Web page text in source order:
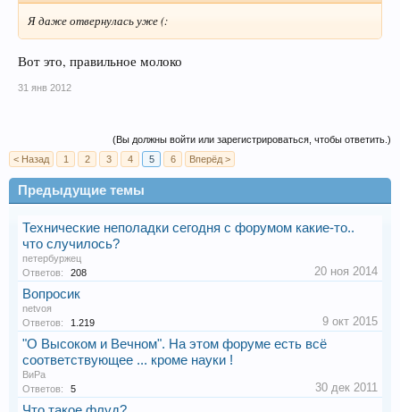
Я даже отвернулась уже (:
Вот это, правильное молоко
31 янв 2012
(Вы должны войти или зарегистрироваться, чтобы ответить.)
< Назад
1 2 3 4 5 6 Вперёд >
Предыдущие темы
Технические неполадки сегодня с форумом какие-то..
что случилось?
петербуржец
Ответов:
208 20 ноя 2014
Вопросик
netvoя
Ответов:
1.219 9 окт 2015
"О Высоком и Вечном". На этом форуме есть всё
соответствующее ... кроме науки !
ВиРа
Ответов:
5 30 дек 2011